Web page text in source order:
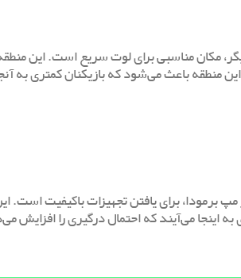
مکان مناسبی برای لوت سریع است. این
منطقه باعث می‌شود که بازیکنان کمتری به
برمودا، برای یافتن تجهیزات باکیفیت است.
به اینجا می‌آیند که احتمال درگیری را افزایش